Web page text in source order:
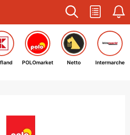
POLOmarket Netto Intermarche